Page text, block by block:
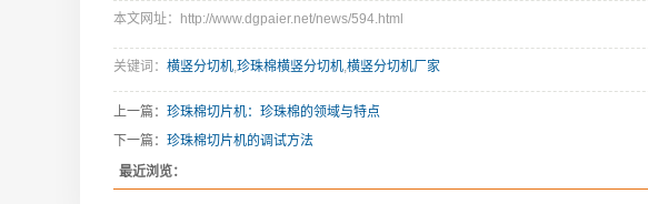
本文网址：http://www.dgpaier.net/news/594.html
关键词： 横竖分切机,珍珠棉横竖分切机,横竖分切机厂家
上一篇： 珍珠棉切片机：珍珠棉的领域与特点
下一篇： 珍珠棉切片机的调试方法
最近浏览：